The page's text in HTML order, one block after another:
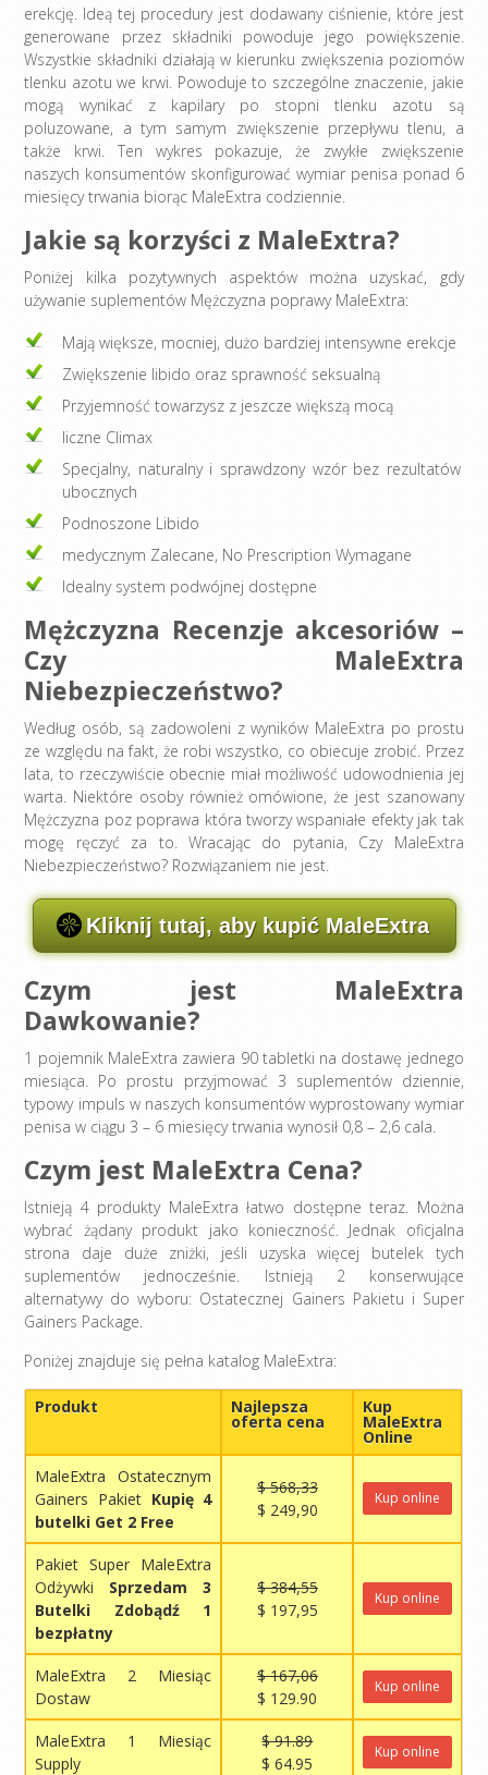
erekcję. Ideą tej procedury jest dodawany ciśnienie, które jest
generowane przez składniki powoduje jego powiększenie.
Wszystkie składniki działają w kierunku zwiększenia poziomów
tlenku azotu we krwi. Powoduje to szczególne znaczenie, jakie
mogą wynikać z kapilary po stopni tlenku azotu są
poluzowane, a tym samym zwiększenie przepływu tlenu, a
także krwi. Ten wykres pokazuje, że zwykłe zwiększenie
naszych konsumentów skonfigurować wymiar penisa ponad 6
miesięcy trwania biorąc MaleExtra codziennie.
Jakie są korzyści z MaleExtra?
Poniżej kilka pozytywnych aspektów można uzyskać, gdy
używanie suplementów Mężczyzna poprawy MaleExtra:
Mają większe, mocniej, dużo bardziej intensywne erekcje
Zwiększenie libido oraz sprawność seksualną
Przyjemność towarzysz z jeszcze większą mocą
liczne Climax
Specjalny, naturalny i sprawdzony wzór bez rezultatów
ubocznych
Podnoszone Libido
medycznym Zalecane, No Prescription Wymagane
Idealny system podwójnej dostępne
Mężczyzna Recenzje akcesoriów –
Czy MaleExtra
Niebezpieczeństwo?
Według osób, są zadowoleni z wyników MaleExtra po prostu
ze względu na fakt, że robi wszystko, co obiecuje zrobić. Przez
lata, to rzeczywiście obecnie miał możliwość udowodnienia jej
warta. Niektóre osoby również omówione, że jest szanowany
Mężczyzna poz poprawa która tworzy wspaniałe efekty jak tak
mogę ręczyć za to. Wracając do pytania, Czy MaleExtra
Niebezpieczeństwo? Rozwiązaniem nie jest.
Kliknij tutaj, aby kupić MaleExtra
Czym jest MaleExtra
Dawkowanie?
1 pojemnik MaleExtra zawiera 90 tabletki na dostawę jednego
miesiąca. Po prostu przyjmować 3 suplementów dziennie,
typowy impuls w naszych konsumentów wyprostowany wymiar
penisa w ciągu 3 – 6 miesięcy trwania wynosił 0,8 – 2,6 cala.
Czym jest MaleExtra Cena?
Istnieją 4 produkty MaleExtra łatwo dostępne teraz. Można
wybrać żądany produkt jako konieczność. Jednak oficjalna
strona daje duże zniżki, jeśli uzyska więcej butelek tych
suplementów jednocześnie. Istnieją 2 konserwujące
alternatywy do wyboru: Ostatecznej Gainers Pakietu i Super
Gainers Package.
Poniżej znajduje się pełna katalog MaleExtra:
Produkt Najlepsza
oferta cena
Kup
MaleExtra
Online
MaleExtra Ostatecznym
Gainers Pakiet Kupię 4
butelki Get 2 Free
$ 568,33
$ 249,90
Kup online
Pakiet Super MaleExtra
Odżywki Sprzedam 3
Butelki Zdobądź 1
bezpłatny
$ 384,55
$ 197,95
Kup online
MaleExtra 2 Miesiąc
Dostaw
$ 167,06
$ 129.90
Kup online
MaleExtra 1 Miesiąc
Supply
$ 91.89
$ 64.95
Kup online